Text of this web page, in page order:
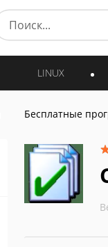
LINUX
Бесплатные